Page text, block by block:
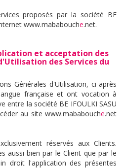
proposés par la société BE
www.mababouche.net.
et acceptation des
des Services du
Générales d'Utilisation, ci-après
française et ont vocation à
entre la société BE IFOULKI SASU
au site www.mababouche.net
réservés aux Clients.
aussi bien par le Client que par le
droit l'application des présentes